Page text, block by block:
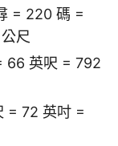
= 220 碼 =
尺
66 英呎 = 792
= 72 英吋 =